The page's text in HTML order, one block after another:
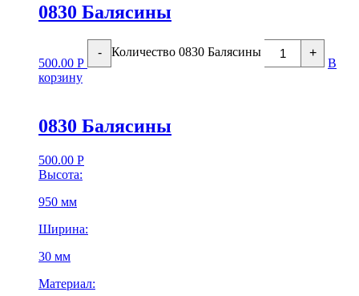
0830 Балясины
500.00 Р
- Количество 0830 Балясины +
В
корзину
0830 Балясины
500.00 Р
Высота:
950 мм
Ширина:
30 мм
Материал: